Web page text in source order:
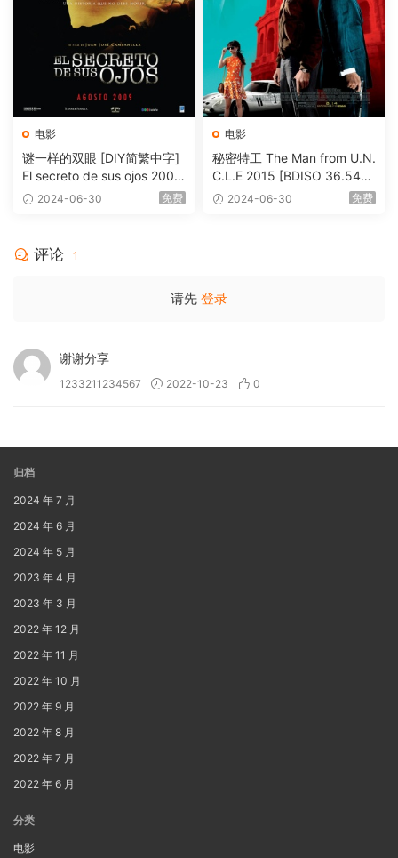
电影
谜一样的双眼 [DIY简繁中字]
El secreto de sus ojos 2009
1080p Blu-ray AVC DTS-HD
2024-06-30 免费
电影
秘密特工 The Man from U.N.
C.L.E 2015 [BDISO 36.54G
B] 2024-06-30 免费
评论 1
请先 登录
谢谢分享
1233211234567 2022-10-23 0
归档
2024 年 7 月
2024 年 6 月
2024 年 5 月
2023 年 4 月
2023 年 3 月
2022 年 12 月
2022 年 11 月
2022 年 10 月
2022 年 9 月
2022 年 8 月
2022 年 7 月
2022 年 6 月
分类
电影